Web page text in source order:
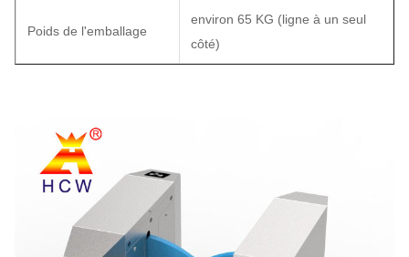
Poids de l'emballage
environ 65 KG (ligne à un seul
côté)